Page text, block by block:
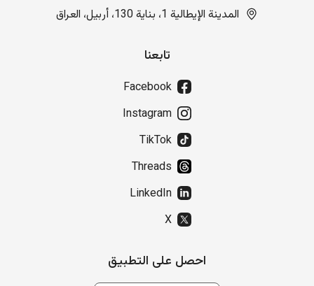
المدينة الإيطالية 1، بناية 130، أربيل، العراق
تابعنا
Facebook
Instagram
TikTok
Threads
LinkedIn
X
احصل على التطبيق